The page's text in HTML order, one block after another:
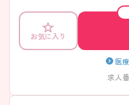
暇、育児・介護休業など、各種休
トに合わせて、安心して長く働
方には、面接対策ポイントなど
軽にご相談ください！
お気に入り
医
求人